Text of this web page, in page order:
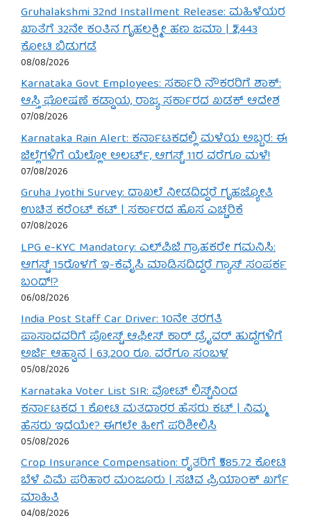
Gruhalakshmi 32nd Installment Release: ಮಹಿಳೆಯರ
ಖಾತೆಗೆ 32ನೇ ಕಂತಿನ ಗೃಹಲಕ್ಷ್ಮೀ ಹಣ ಜಮಾ | ₹2,443
ಕೋಟಿ ಬಿಡುಗಡೆ
08/08/2026
Karnataka Govt Employees: ಸರ್ಕಾರಿ ನೌಕರರಿಗೆ ಶಾಕ್:
ಆಸ್ತಿ ಘೋಷಣೆ ಕಡ್ಡಾಯ, ರಾಜ್ಯ ಸರ್ಕಾರದ ಖಡಕ್ ಆದೇಶ
07/08/2026
Karnataka Rain Alert: ಕರ್ನಾಟಕದಲ್ಲಿ ಮಳೆಯ ಅಬ್ಬರ: ಈ
ಜಿಲ್ಲೆಗಳಿಗೆ ಯೆಲ್ಲೋ ಅಲರ್ಟ್, ಆಗಸ್ಟ್ 11ರ ವರೆಗೂ ಮಳೆ!
07/08/2026
Gruha Jyothi Survey: ದಾಖಲೆ ನೀಡದಿದ್ದರೆ ಗೃಹಜ್ಯೋತಿ
ಉಚಿತ ಕರೆಂಟ್ ಕಟ್ | ಸರ್ಕಾರದ ಹೊಸ ಎಚ್ಚರಿಕೆ
07/08/2026
LPG e-KYC Mandatory: ಎಲ್‌ಪಿಜಿ ಗ್ರಾಹಕರೇ ಗಮನಿಸಿ:
ಆಗಸ್ಟ್ 15ರೊಳಗೆ ಇ-ಕೆವೈಸಿ ಮಾಡಿಸದಿದ್ದರೆ ಗ್ಯಾಸ್ ಸಂಪರ್ಕ
ಬಂದ್!?
06/08/2026
India Post Staff Car Driver: 10ನೇ ತರಗತಿ
ಪಾಸಾದವರಿಗೆ ಪೋಸ್ಟ್ ಆಫೀಸ್ ಕಾರ್ ಡ್ರೈವರ್ ಹುದ್ದೆಗಳಿಗೆ
ಅರ್ಜಿ ಆಹ್ವಾನ | 63,200 ರೂ. ವರೆಗೂ ಸಂಬಳ
05/08/2026
Karnataka Voter List SIR: ವೋಟ್ ಲಿಸ್ಟ್‌ನಿಂದ
ಕರ್ನಾಟಕದ 1 ಕೋಟಿ ಮತದಾರರ ಹೆಸರು ಕಟ್ | ನಿಮ್ಮ
ಹೆಸರು ಇದೆಯೇ? ಈಗಲೇ ಹೀಗೆ ಪರಿಶೀಲಿಸಿ
05/08/2026
Crop Insurance Compensation: ರೈತರಿಗೆ ₹585.72 ಕೋಟಿ
ಬೆಳೆ ವಿಮೆ ಪರಿಹಾರ ಮಂಜೂರು | ಸಚಿವ ಪ್ರಿಯಾಂಕ್ ಖರ್ಗೆ
ಮಾಹಿತಿ
04/08/2026